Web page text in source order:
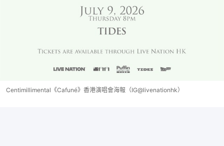
Centimillimental《Cafuné》香港演唱會海報（IG@livenationhk）